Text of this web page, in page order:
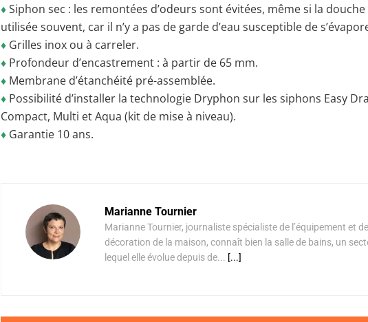
♦Siphon sec : les remontées d’odeurs sont évitées, même si la douche
utilisée souvent, car il n’y a pas de garde d’eau susceptible de
♦ Grilles inox ou à carreler.
♦ Profondeur d’encastrement : à partir de 65 mm.
♦ Membrane d’étanchéité pré-assemblée.
♦ Possibilité d’installer la technologie Dryphon sur les siphons Easy
Compact, Multi et Aqua (kit de mise à niveau).
♦ Garantie 10 ans.
Marianne Tournier
Marianne Tournier, journaliste spécialiste de l’équipement et
décoration de la maison, connaît bien la salle de bains, un
lequel elle évolue depuis de... [...]